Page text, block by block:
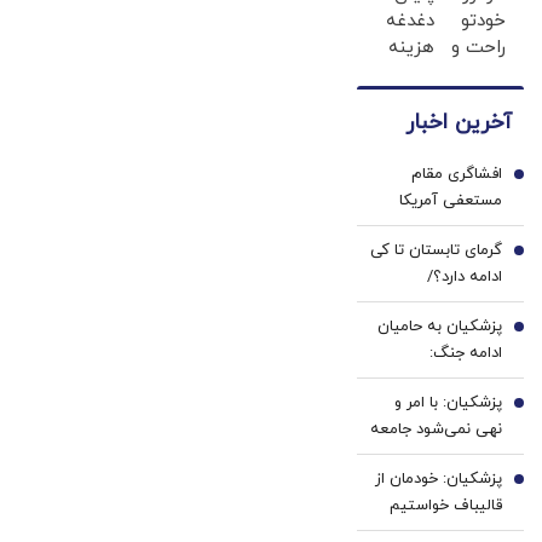
هویت
خودتو
راحت و
دغدغه
هزینه
پزشکی
سفید
کننده
خانگی
آخرین اخبار
افشاگری مقام
مستعفی آمریکا
درباره ایران: داستان
نزدیک بودن تهران
به بمب اتم
پروپاگاندا بود
1
گرمای تابستان تا کی
ادامه دارد؟/
هواشناسی: ۴۰ تا
۵۰ روز دیگر گرما در
پیش داریم
2
پزشکیان به حامیان
ادامه جنگ:
همین‌جوری نگویید
بزن/تبعاتش را هم
باید دید
3
پزشکیان: با امر و
نهی نمی‌شود جامعه
را اداره کرد
4
پزشکیان: خودمان از
قالیباف خواستیم
رئیس تیم
5